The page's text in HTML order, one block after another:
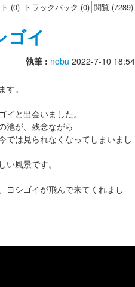
(0) トラックバック (0) 閲覧 (7289)
ゴイ
執筆 : nobu 2022-7-10 18:54
。
と出会いました。
池が、残念ながら
では見られなくなってしまいまし
風景です。
ヨシゴイが飛んで来てくれまし